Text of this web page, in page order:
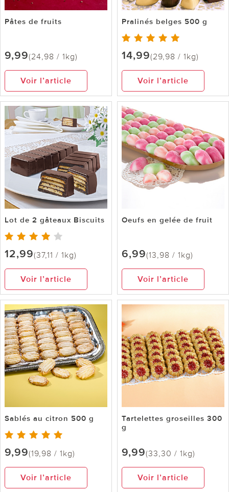
Pâtes de fruits
9,99(24,98 / 1kg)
Voir l’article
Pralinés belges 500 g
14,99(29,98 / 1kg)
Voir l’article
Lot de 2 gâteaux Biscuits
12,99(37,11 / 1kg)
Voir l’article
Oeufs en gelée de fruit
6,99(13,98 / 1kg)
Voir l’article
Sablés au citron 500 g
9,99(19,98 / 1kg)
Voir l’article
Tartelettes groseilles 300
g
9,99(33,30 / 1kg)
Voir l’article